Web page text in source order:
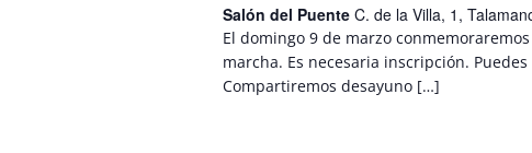
Salón del Puente C. de la Villa, 1,
El domingo 9 de marzo
marcha. Es necesaria inscripción.
Compartiremos desayuno […]